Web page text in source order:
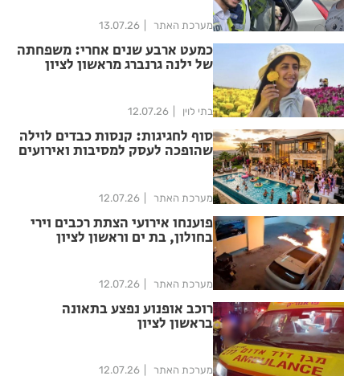
מערכת האתר 13.07.26
כמעט ארבע שנים אחרי: משפחתה
של ילנה גרנברג מראשון לציון
בתי לוין 12.07.26
סוף לחגיגות: קנסות כבדים לוילה
שהופכה לעסק למסיבות ואירועים
מערכת האתר 12.07.26
פוענחו אירועי הצתת רכבים וירי
בחולון, בת ים וראשון לציון
מערכת האתר 12.07.26
רוכב אופנוע נפצע בתאונה
בראשון לציון
מערכת האתר 12.07.26